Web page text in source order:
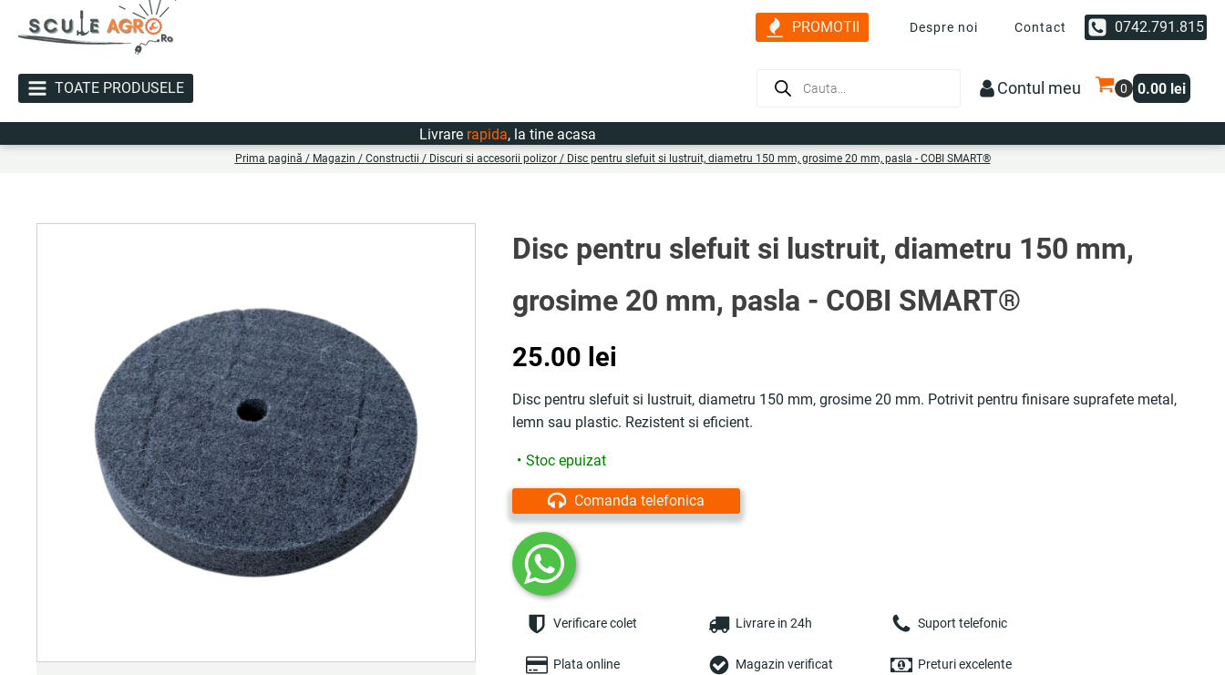
PROMOTII Despre noi Contact 0742.791.815
TOATE PRODUSELE
Products
Contul meu 0.00 lei
Livrarerapida, la tine acasa
Prima pagină / Magazin / Constructii / Discuri si accesorii polizor/ Disc pentru slefuit si lustruit, diametru 150 mm, grosime 20 mm, pasla - COBI SMART®
Disc pentru slefuit si lustruit, diametru 150 mm,
grosime 20 mm, pasla - COBI SMART®
25.00 lei
Disc pentru slefuit si lustruit, diametru 150 mm, grosime 20 mm. Potrivit pentru finisare suprafete metal,
lemn sau plastic. Rezistent si eficient.
Stoc epuizat
Comanda telefonica
Verificare colet Livrare in 24h Suport telefonic
Plata online Magazin verificat Preturi excelente